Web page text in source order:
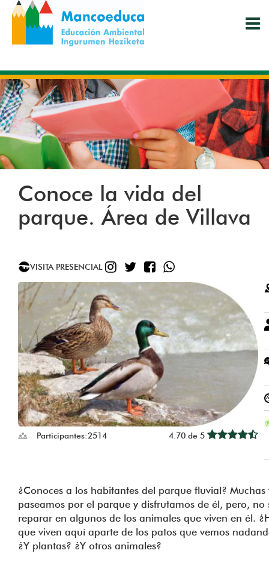
Pasar
contenido
principal
Conoce la vida del
parque. Área de Villava
VISITA PRESENCIAL
Participantes:2514 4.70 de 5
¿Conoces a los habitantes del parque fluvial? Muchas
paseamos por el parque y disfrutamos de él, pero, no
reparar en algunos de los animales que viven en él.
que viven aquí aparte de los patos que vemos
¿Y plantas? ¿Y otros animales?